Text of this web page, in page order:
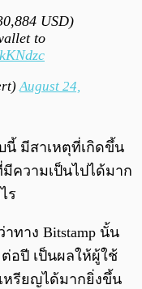
USD)
to
August 24,
มีสาเหตุที่เกิดขึ้น
ความเป็นไปได้มาก
ร
ทาง Bitstamp นั้น
อปี เป็นผลให้ผู้ใช้
หรียญได้มากยิ่งขึ้น